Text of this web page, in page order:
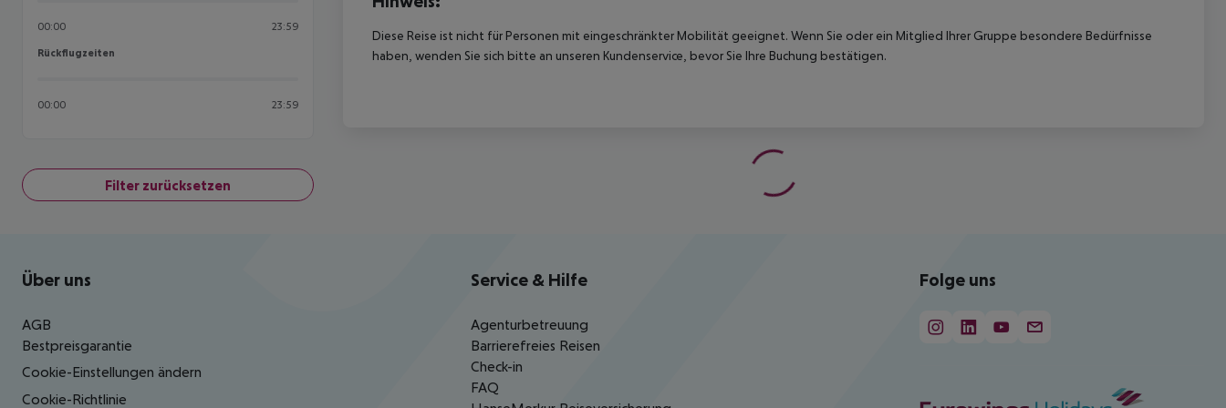
00:00 23:59
Rückflugzeiten
Rückflugzeiten
00:00 23:59
Filter zurücksetzen
Diese Reise ist nicht für Personen mit eingeschränkter Mobilität geeignet. Wenn Sie oder ein Mitglied Ihrer Gruppe besondere Bedürfnisse
haben, wenden Sie sich bitte an unseren Kundenservice, bevor Sie Ihre Buchung bestätigen.
Footer navigation
Über uns
AGB
Bestpreisgarantie
Cookie-Einstellungen ändern
Cookie-Richtlinie
Service & Hilfe
Agenturbetreuung
Barrierefreies Reisen
Check-in
FAQ
Folge uns